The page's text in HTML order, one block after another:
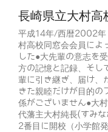
長崎県立大村高
平成14年/西暦2002年
村高校同窓会会員によ
した●大先輩の意志を
方の記憶と記録、そし
輩に引き継ぎ、届け、
きた親睦だけが目的の
係がございません●大
代藩主大村純長(すみ
2番目に開校（小学館